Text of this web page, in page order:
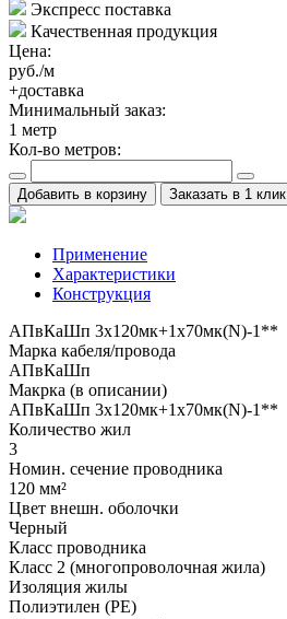
Экспресс поставка
Качественная продукция
Цена:
руб./м
+доставка
Минимальный заказ:
1 метр
Кол-во метров:
Добавить в корзину Заказать в 1 клик
Применение
Характеристики
Конструкция
АПвКаШп 3x120мк+1x70мк(N)-1**
Марка кабеля/провода
АПвКаШп
Макрка (в описании)
АПвКаШп 3x120мк+1x70мк(N)-1**
Количество жил
3
Номин. сечение проводника
120 мм²
Цвет внешн. оболочки
Черный
Класс проводника
Класс 2 (многопроволочная жила)
Изоляция жилы
Полиэтилен (PE)